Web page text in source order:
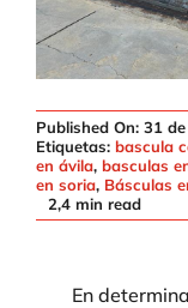
Published On: 31
Etiquetas: bascula
en ávila, basculas
en soria, Básculas
2,4 min read
En